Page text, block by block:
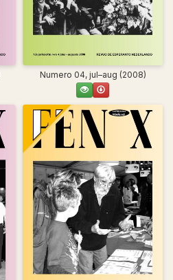
Numero 04, jul–aug (2008)